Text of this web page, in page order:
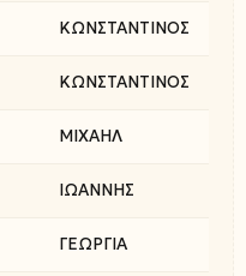
ΚΩΝΣΤΑΝΤΙΝΟΣ
ΚΩΝΣΤΑΝΤΙΝΟΣ
ΜΙΧΑΗΛ
ΙΩΑΝΝΗΣ
ΓΕΩΡΓΙΑ